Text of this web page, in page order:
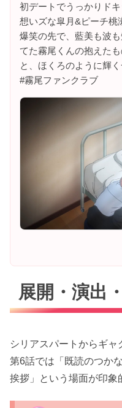
初デートでうっかりド
想いズな皐月&ピーチ桃
爆笑の先で、藍美も波
てた霧尾くんの抱えた
と、ほくろのように輝
#霧尾ファンクラブ
展開・演出
シリアスパートからギ
第6話では「既読のつか
挨拶」という場面が印象